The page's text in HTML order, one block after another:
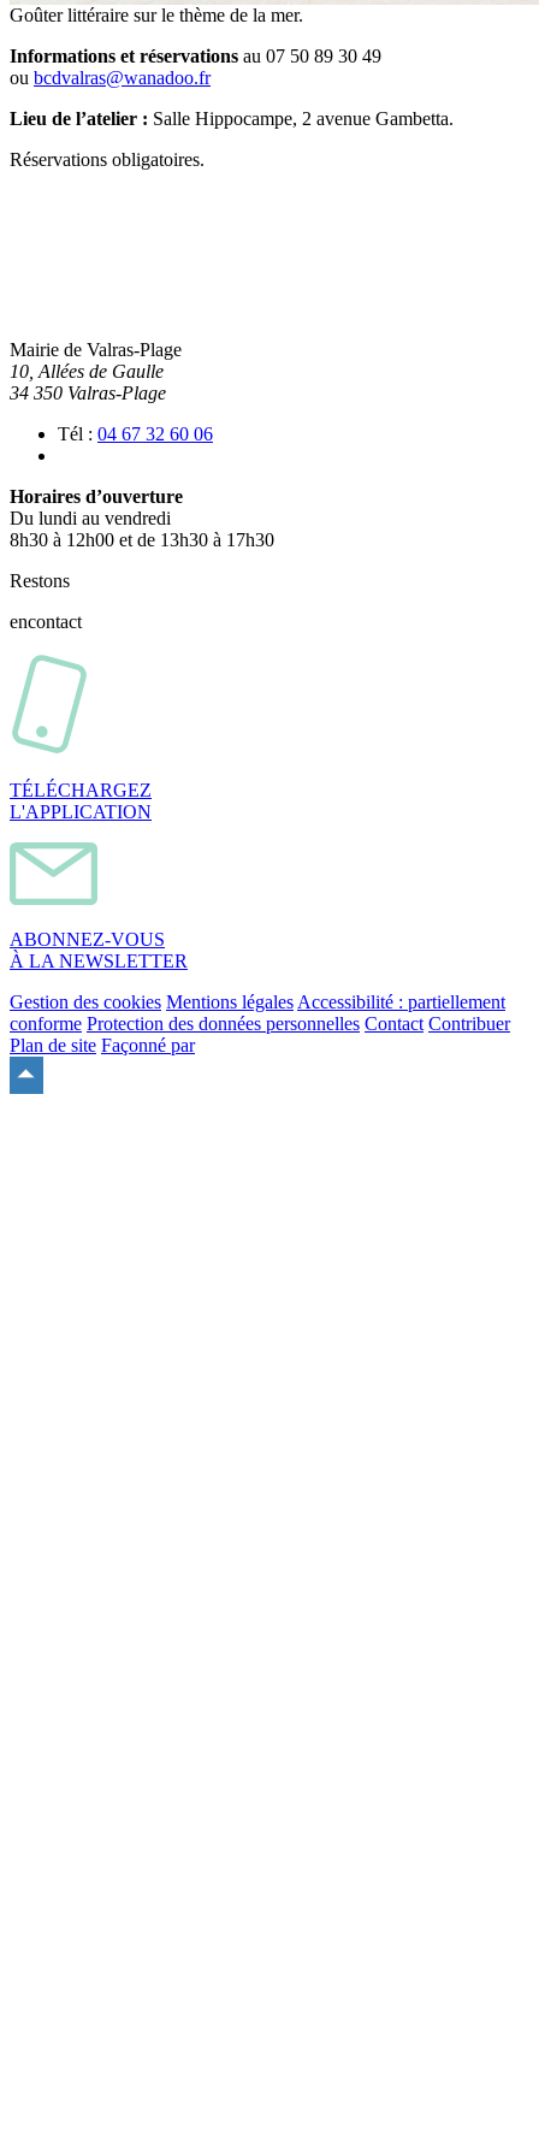
Goûter littéraire sur le thème de la mer.
Informations et réservations au 07 50 89 30 49
ou bcdvalras@wanadoo.fr
Lieu de l’atelier : Salle Hippocampe, 2 avenue Gambetta.
Réservations obligatoires.
Mairie de Valras-Plage
10, Allées de Gaulle
34 350 Valras-Plage
Tél : 04 67 32 60 06
Horaires d’ouverture
Du lundi au vendredi
8h30 à 12h00 et de 13h30 à 17h30
Restons
encontact
TÉLÉCHARGEZ
L'APPLICATION
ABONNEZ-VOUS
À LA NEWSLETTER
Gestion des cookies Mentions légales Accessibilité : partiellement
conforme Protection des données personnelles Contact Contribuer
Plan de site Façonné par